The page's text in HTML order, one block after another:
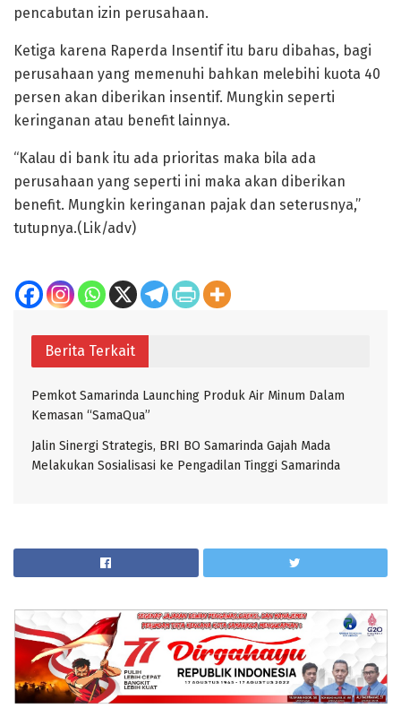
pencabutan izin perusahaan.
Ketiga karena Raperda Insentif itu baru dibahas, bagi
perusahaan yang memenuhi bahkan melebihi kuota 40
persen akan diberikan insentif. Mungkin seperti
keringanan atau benefit lainnya.
“Kalau di bank itu ada prioritas maka bila ada
perusahaan yang seperti ini maka akan diberikan
benefit. Mungkin keringanan pajak dan seterusnya,”
tutupnya.(Lik/adv)
Berita Terkait
Pemkot Samarinda Launching Produk Air Minum Dalam
Kemasan “SamaQua”
Jalin Sinergi Strategis, BRI BO Samarinda Gajah Mada
Melakukan Sosialisasi ke Pengadilan Tinggi Samarinda